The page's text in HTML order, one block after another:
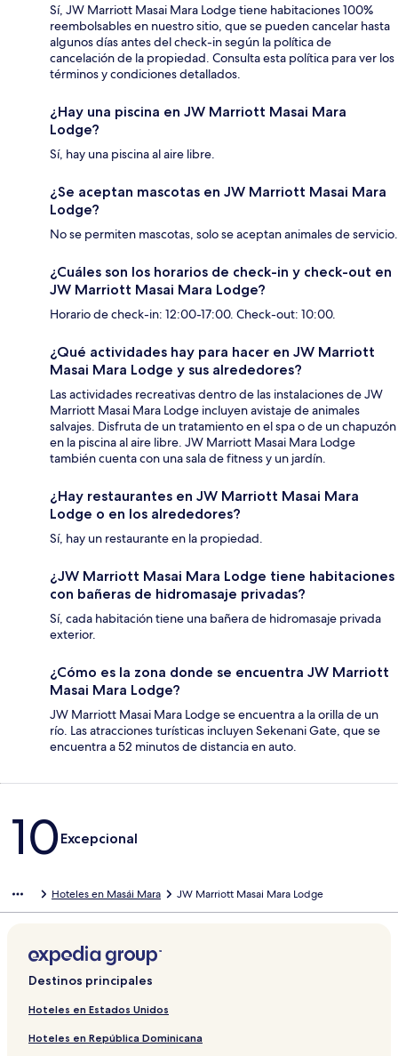
Sí, JW Marriott Masai Mara Lodge tiene habitaciones 100%
reembolsables en nuestro sitio, que se pueden cancelar hasta
algunos días antes del check-in según la política de
cancelación de la propiedad. Consulta esta política para ver los
términos y condiciones detallados.
¿Hay una piscina en JW Marriott Masai Mara
Lodge?
Sí, hay una piscina al aire libre.
¿Se aceptan mascotas en JW Marriott Masai Mara
Lodge?
No se permiten mascotas, solo se aceptan animales de servicio.
¿Cuáles son los horarios de check-in y check-out en
JW Marriott Masai Mara Lodge?
Horario de check-in: 12:00-17:00. Check-out: 10:00.
¿Qué actividades hay para hacer en JW Marriott
Masai Mara Lodge y sus alrededores?
Las actividades recreativas dentro de las instalaciones de JW
Marriott Masai Mara Lodge incluyen avistaje de animales
salvajes. Disfruta de un tratamiento en el spa o de un chapuzón
en la piscina al aire libre. JW Marriott Masai Mara Lodge
también cuenta con una sala de fitness y un jardín.
¿Hay restaurantes en JW Marriott Masai Mara
Lodge o en los alrededores?
Sí, hay un restaurante en la propiedad.
¿JW Marriott Masai Mara Lodge tiene habitaciones
con bañeras de hidromasaje privadas?
Sí, cada habitación tiene una bañera de hidromasaje privada
exterior.
¿Cómo es la zona donde se encuentra JW Marriott
Masai Mara Lodge?
JW Marriott Masai Mara Lodge se encuentra a la orilla de un
río. Las atracciones turísticas incluyen Sekenani Gate, que se
encuentra a 52 minutos de distancia en auto.
Opiniones
10Excepcional
Hoteles en Masái Mara JW Marriott Masai Mara Lodge
Destinos principales
Hoteles en Estados Unidos
Hoteles en República Dominicana